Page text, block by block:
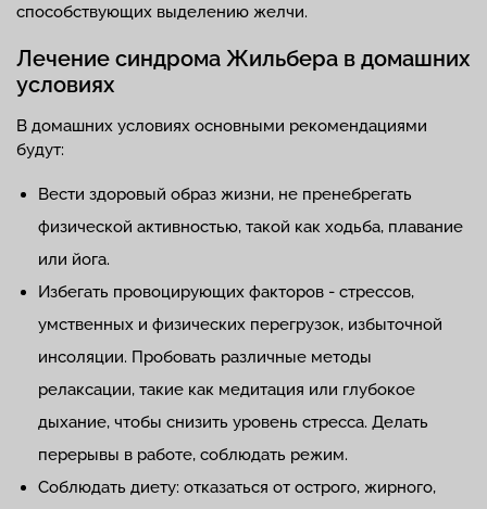
способствующих выделению желчи.
Лечение синдрома Жильбера в домашних
условиях
В домашних условиях основными рекомендациями
будут:
Вести здоровый образ жизни, не пренебрегать
физической активностью, такой как ходьба, плавание
или йога.
Избегать провоцирующих факторов - стрессов,
умственных и физических перегрузок, избыточной
инсоляции. Пробовать различные методы
релаксации, такие как медитация или глубокое
дыхание, чтобы снизить уровень стресса. Делать
перерывы в работе, соблюдать режим.
Соблюдать диету: отказаться от острого, жирного,